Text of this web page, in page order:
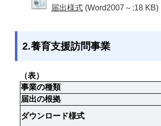
届出様式 (Word2007～:18 KB)
2.養育支援訪問事業
（表）
事業の種類
届出の根拠
ダウンロード様式